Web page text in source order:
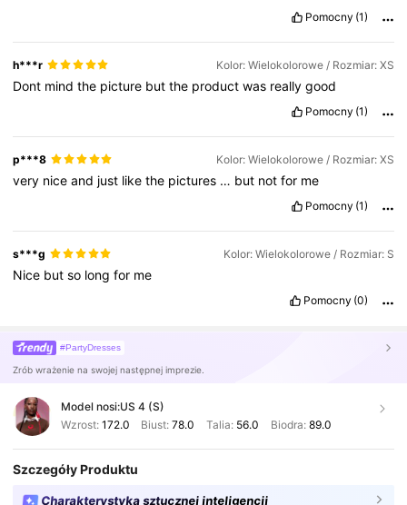
Pomocny (1)
h***r Kolor: Wielokolorowe / Rozmiar: XS
Dont mindthe picture butthe productwas reallygood
Pomocny (1)
p***8 Kolor: Wielokolorowe / Rozmiar: XS
very niceand just likethe pictures … but notfor me
Pomocny (1)
s***g Kolor: Wielokolorowe / Rozmiar: S
Nice butso longfor me
Pomocny (0)
#PartyDresses
Zrób wrażenie na swojej następnej imprezie.
Model nosi:US 4 (S)
Wzrost: 172.0 Biust:78.0 Talia: 56.0 Biodra: 89.0
Szczegóły Produktu
Charakterystyka sztucznej inteligencji